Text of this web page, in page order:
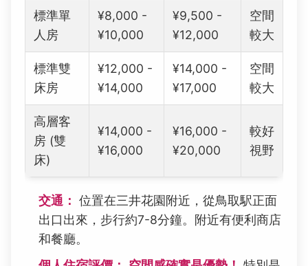
標準單
人房
¥8,000 -
¥10,000
¥9,500 -
¥12,000
空間
較大
標準雙
床房
¥12,000 -
¥14,000
¥14,000 -
¥17,000
空間
較大
高層客
房 (雙
床)
¥14,000 -
¥16,000
¥16,000 -
¥20,000
較好
視野
交通： 位置在三井花園附近，從鳥取駅正面
出口出來，步行約7-8分鐘。附近有便利商店
和餐廳。